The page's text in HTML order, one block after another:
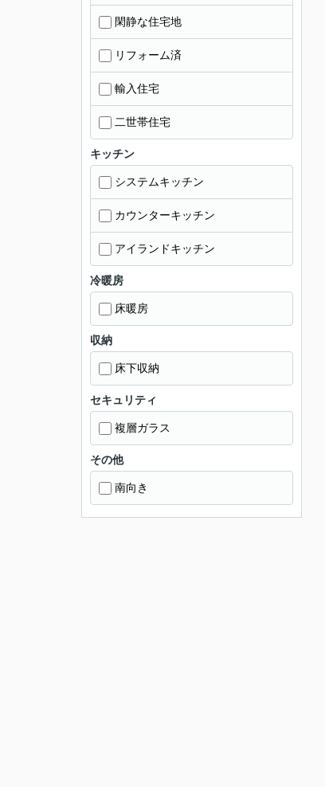
閑静な住宅地
リフォーム済
輸入住宅
二世帯住宅
キッチン
システムキッチン
カウンターキッチン
アイランドキッチン
冷暖房
床暖房
収納
床下収納
セキュリティ
複層ガラス
その他
南向き